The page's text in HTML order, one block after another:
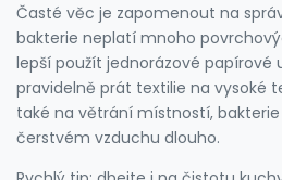
Časté věc je zapomenout na
bakterie neplatí mnoho
lepší použít jednorázové papírové
pravidelně prát textilie na vysoké
také na větrání místností,
čerstvém vzduchu dlouho.